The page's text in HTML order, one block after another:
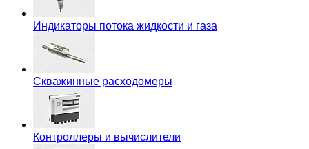
Индикаторы потока жидкости и газа
Скважинные расходомеры
Контроллеры и вычислители